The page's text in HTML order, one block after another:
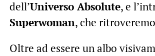
dell’Universo Absolute, e
Superwoman, che
Oltre ad essere un albo